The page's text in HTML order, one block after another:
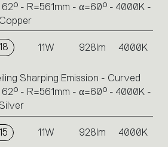
- R=561mm - α=60° - 4000K -
11W 928lm 4000K
Sharping Emission - Curved
- R=561mm - α=60° - 4000K -
11W 928lm 4000K